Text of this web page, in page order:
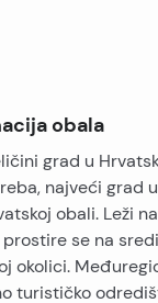
obala
grad u
najveći grad
obali. Leži
se na
okolici.
turističko